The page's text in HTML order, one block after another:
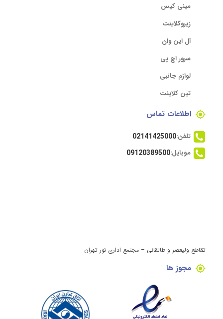
مینی کیس
زیروکلاینت
آل این وان
سرور اچ پی
لوازم جانبی
تین کلاینت
اطلاعات تماس
تلفن:02141425000
موبایل:09120389500
تقاطع ولیعصر و طالقانی – مجتمع اداری نور تهران
مجوز ها